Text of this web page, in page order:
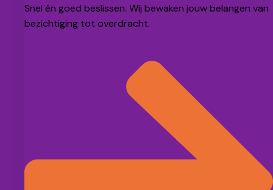
Snel én goed beslissen. Wij bewaken jouw belangen van
bezichtiging tot overdracht.